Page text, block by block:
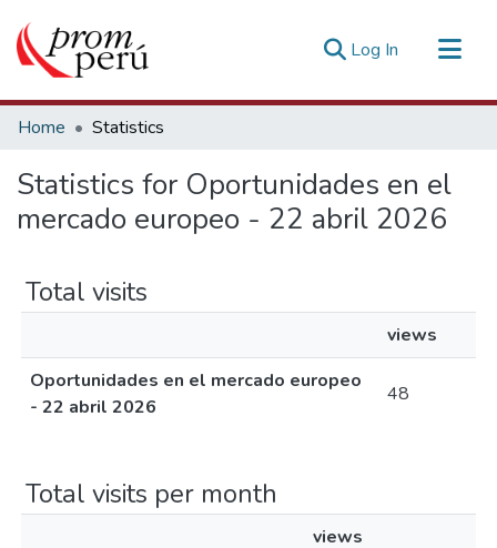
Log In (current)
Communities & Collections
Estadísticas Externas
Home Statistics
Statistics for Oportunidades en el
mercado europeo - 22 abril 2026
Total visits
views
Oportunidades en el mercado europeo
- 22 abril 2026
48
Total visits per month
views